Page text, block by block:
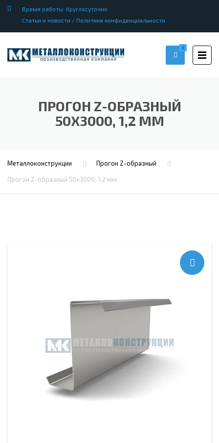
Время работы: Круглосуточно
Статьи и новости / Политика конфиденциальности
0
ПРОГОН Z-ОБРАЗНЫЙ
50Х3000, 1,2 ММ
Металлоконструкции Прогон Z-образный
Прогон Z-образный 50х3000, 1,2 мм